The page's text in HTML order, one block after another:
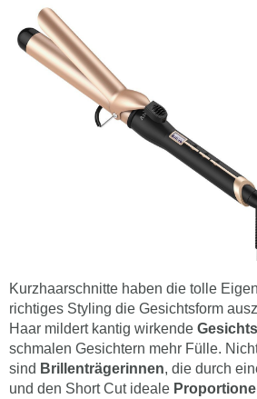
Kurzhaarschnitte haben die tolle
richtiges Styling die Gesichtsform
Haar mildert kantig wirkende
schmalen Gesichtern mehr Fülle.
sind Brillenträgerinnen, die durch
und den Short Cut ideale